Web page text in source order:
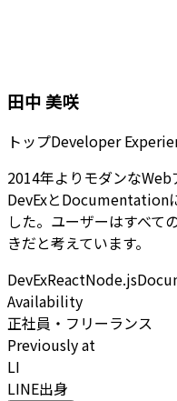
田中 美咲
トップDeveloper
2014年よりモダンなWeb
DevExとDocumentation
した。ユーザーはすべて
きだと考えています。
DevExReactNode.js
Availability
正社員・フリーランス
Previously at
LI
LINE出身